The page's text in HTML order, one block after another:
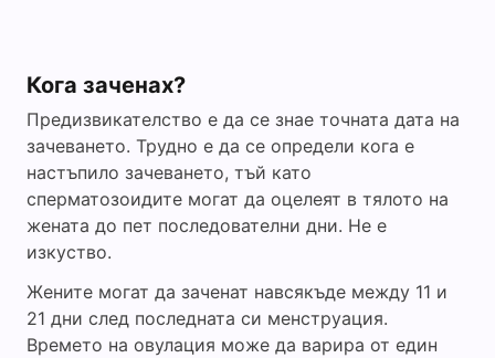
Кога заченах?
Предизвикателство е да се знае точната дата на
зачеването. Трудно е да се определи кога е
настъпило зачеването, тъй като
сперматозоидите могат да оцелеят в тялото на
жената до пет последователни дни. Не е
изкуство.
Жените могат да заченат навсякъде между 11 и
21 дни след последната си менструация.
Времето на овулация може да варира от един